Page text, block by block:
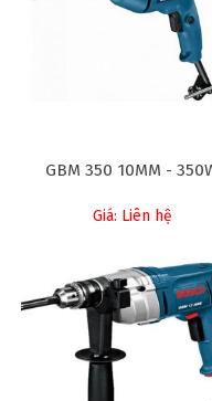
GBM 350 10MM -
Giá: Liên hệ